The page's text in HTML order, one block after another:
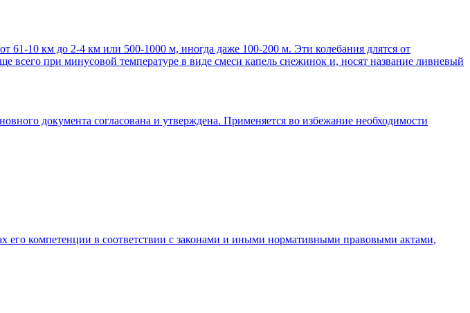
61-10 км до 2-4 км или 500-1000 м, иногда даже 100-200 м. Эти колебания длятся от
при минусовой температуре в виде смеси капель снежинок и, носят название ливневый
документа согласована и утверждена. Применяется во избежание необходимости
его компетенции в соответствии с законами и иными нормативными правовыми актами,